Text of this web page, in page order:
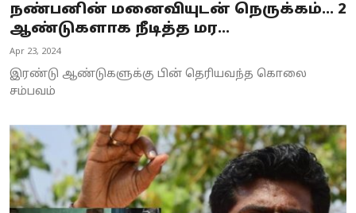
Astrology
Spirituality
Weather
Politics
நண்பனின் மனைவியுடன் நெருக்கம்... 2
ஆண்டுகளாக நீடித்த மர...
Apr 23, 2024
இரண்டு ஆண்டுகளுக்கு பின் தெரியவந்த கொலை
சம்பவம்